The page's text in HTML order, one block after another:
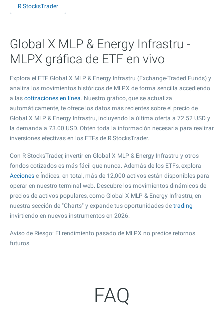
R StocksTrader
Global X MLP & Energy Infrastru -
MLPX gráfica de ETF en vivo
Explora el ETF Global X MLP & Energy Infrastru (Exchange-Traded Funds) y
analiza los movimientos históricos de MLPX de forma sencilla accediendo
a las cotizaciones en línea. Nuestro gráfico, que se actualiza
automáticamente, te ofrece los datos más recientes sobre el precio de
Global X MLP & Energy Infrastru, incluyendo la última oferta a 72.52 USD y
la demanda a 73.00 USD. Obtén toda la información necesaria para realizar
inversiones efectivas en los ETFs de R StocksTrader.
Con R StocksTrader, invertir en Global X MLP & Energy Infrastru y otros
fondos cotizados es más fácil que nunca. Además de los ETFs, explora
Acciones e Índices: en total, más de 12,000 activos están disponibles para
operar en nuestro terminal web. Descubre los movimientos dinámicos de
precios de activos populares, como Global X MLP & Energy Infrastru, en
nuestra sección de "Charts" y expande tus oportunidades de trading
invirtiendo en nuevos instrumentos en 2026.
Aviso de Riesgo: El rendimiento pasado de MLPX no predice retornos
futuros.
FAQ